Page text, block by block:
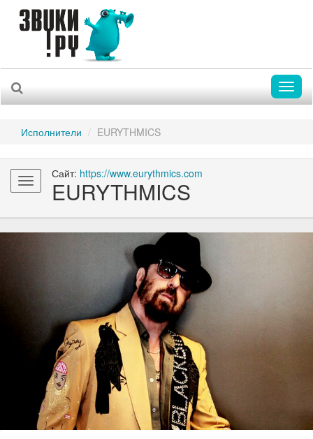
Исполнители EURYTHMICS
Toggle
navigation
Сайт: https://www.eurythmics.com
EURYTHMICS